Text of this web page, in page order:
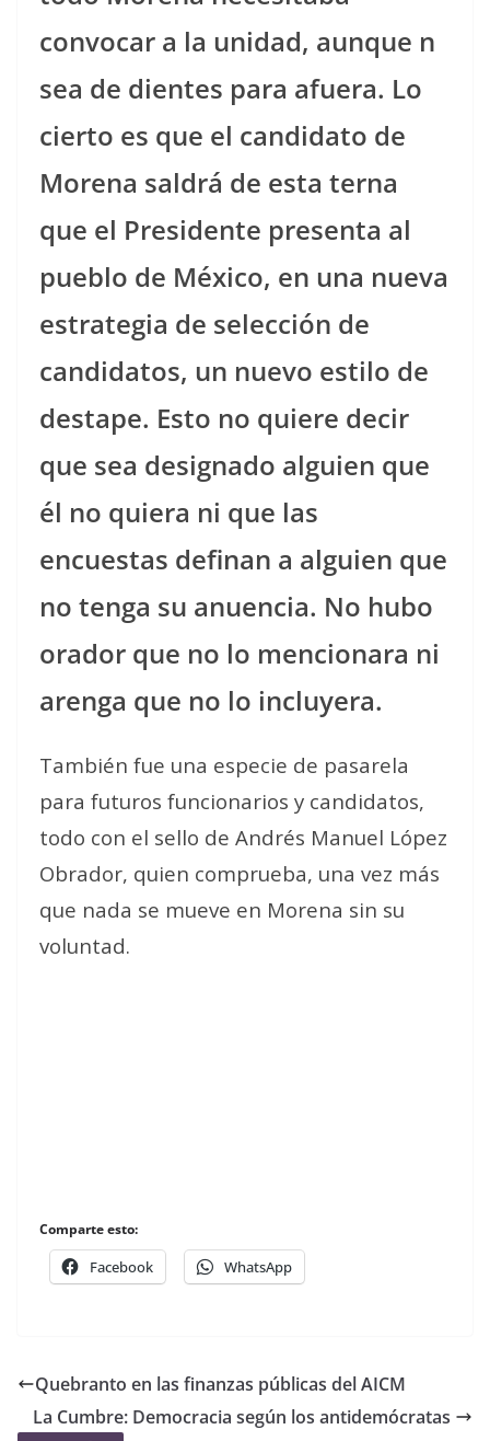
convocar a la unidad, aunque n
sea de dientes para afuera. Lo
cierto es que el candidato de
Morena saldrá de esta terna
que el Presidente presenta al
pueblo de México, en una nueva
estrategia de selección de
candidatos, un nuevo estilo de
destape. Esto no quiere decir
que sea designado alguien que
él no quiera ni que las
encuestas definan a alguien que
no tenga su anuencia. No hubo
orador que no lo mencionara ni
arenga que no lo incluyera.
También fue una especie de pasarela
para futuros funcionarios y candidatos,
todo con el sello de Andrés Manuel López
Obrador, quien comprueba, una vez más
que nada se mueve en Morena sin su
voluntad.
Comparte esto:
Facebook WhatsApp
Quebranto en las finanzas públicas del AICM
La Cumbre: Democracia según los antidemócratas